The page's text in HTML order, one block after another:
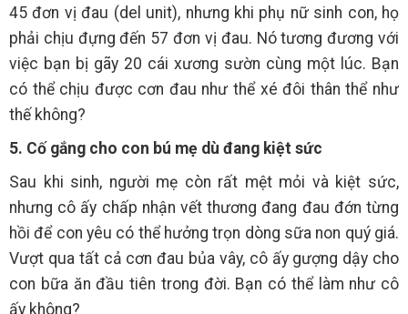
45 đơn vị đau (del unit), nhưng khi phụ nữ sinh con, họ
phải chịu đựng đến 57 đơn vị đau. Nó tương đương với
việc bạn bị gãy 20 cái xương sườn cùng một lúc. Bạn
có thể chịu được cơn đau như thể xé đôi thân thể như
thế không?
5. Cố gắng cho con bú mẹ dù đang kiệt sức
Sau khi sinh, người mẹ còn rất mệt mỏi và kiệt sức,
nhưng cô ấy chấp nhận vết thương đang đau đớn từng
hồi để con yêu có thể hưởng trọn dòng sữa non quý giá.
Vượt qua tất cả cơn đau bủa vây, cô ấy gượng dậy cho
con bữa ăn đầu tiên trong đời. Bạn có thể làm như cô
ấy không?